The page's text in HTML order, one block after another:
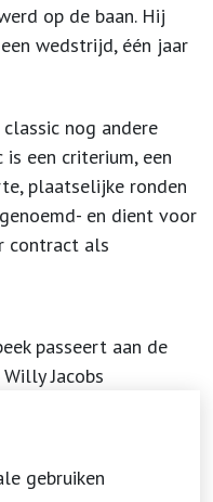
op de baan. Hij
wedstrijd, één jaar
nog andere
is een criterium, een
plaatselijke ronden
en dient voor
contract als
passeert aan de
Jacobs
gebruiken